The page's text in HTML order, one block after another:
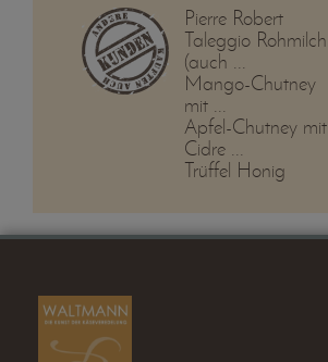
Pierre Robert
Taleggio Rohmilch
(auch ...
Mango-Chutney
mit ...
Apfel-Chutney mit
Cidre ...
Trüffel Honig